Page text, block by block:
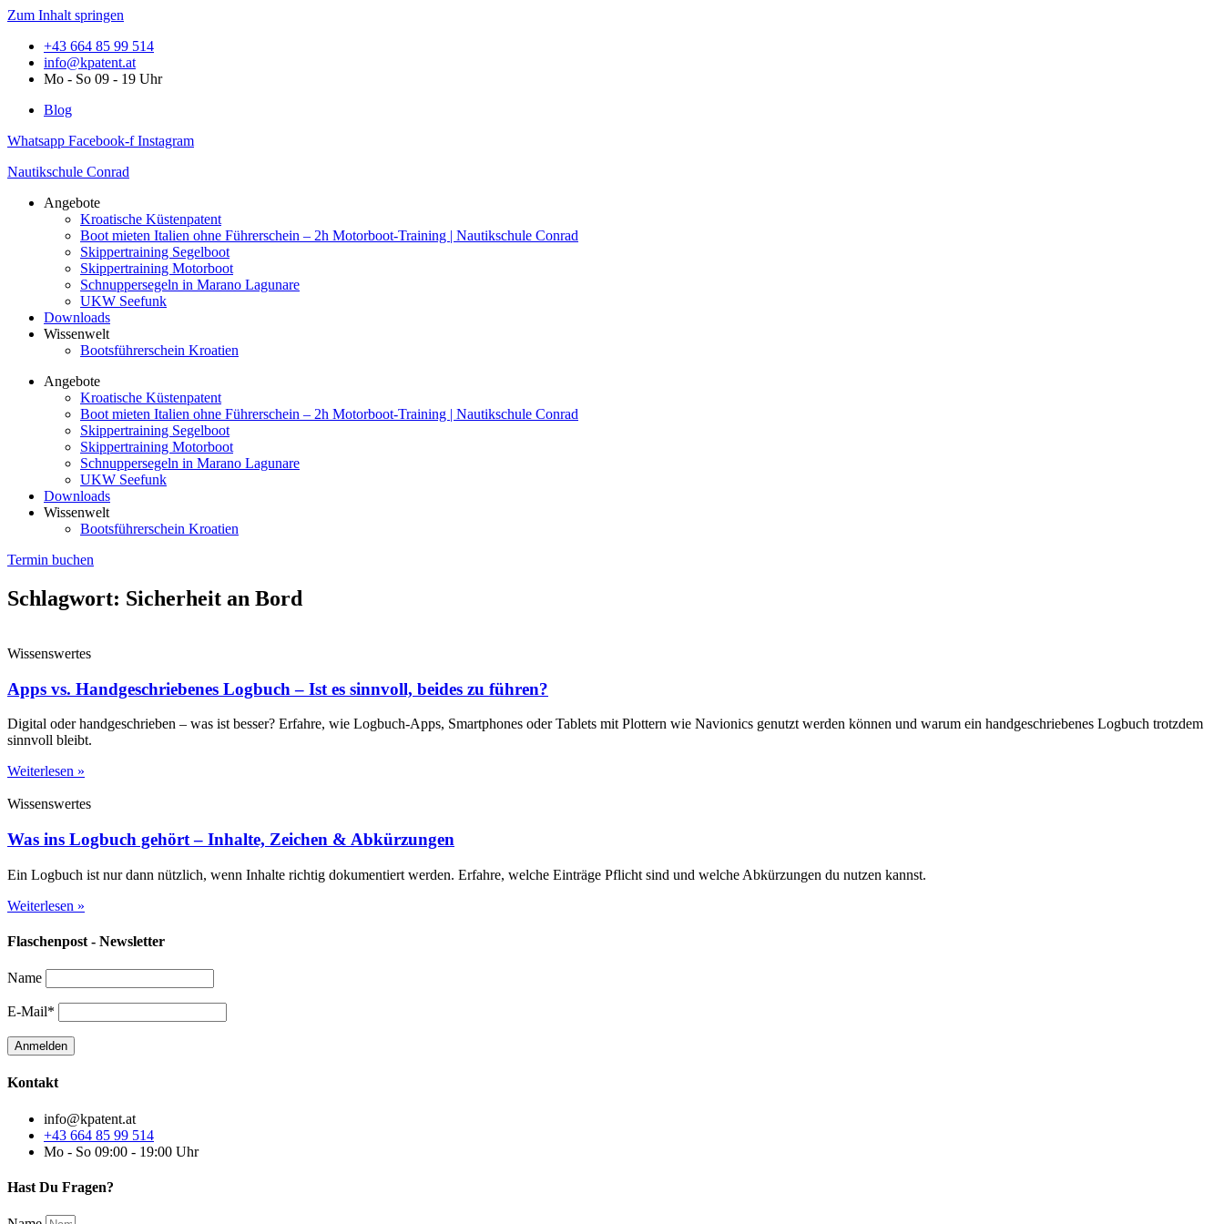
Zum Inhalt springen
+43 664 85 99 514
info@kpatent.at
Mo - So 09 - 19 Uhr
Blog
Whatsapp Facebook-f Instagram
Nautikschule Conrad
Angebote
Kroatische Küstenpatent
Boot mieten Italien ohne Führerschein – 2h Motorboot-Training | Nautikschule Conrad
Skippertraining Segelboot
Skippertraining Motorboot
Schnuppersegeln in Marano Lagunare
UKW Seefunk
Downloads
Wissenwelt
Bootsführerschein Kroatien
Angebote
Kroatische Küstenpatent
Boot mieten Italien ohne Führerschein – 2h Motorboot-Training | Nautikschule Conrad
Skippertraining Segelboot
Skippertraining Motorboot
Schnuppersegeln in Marano Lagunare
UKW Seefunk
Downloads
Wissenwelt
Bootsführerschein Kroatien
Termin buchen
Schlagwort: Sicherheit an Bord
Wissenswertes
Apps vs. Handgeschriebenes Logbuch – Ist es sinnvoll, beides zu führen?
Digital oder handgeschrieben – was ist besser? Erfahre, wie Logbuch-Apps, Smartphones oder Tablets mit Plottern wie Navionics genutzt werden können und warum ein handgeschriebenes Logbuch trotzdem
sinnvoll bleibt.
Weiterlesen »
Wissenswertes
Was ins Logbuch gehört – Inhalte, Zeichen & Abkürzungen
Ein Logbuch ist nur dann nützlich, wenn Inhalte richtig dokumentiert werden. Erfahre, welche Einträge Pflicht sind und welche Abkürzungen du nutzen kannst.
Weiterlesen »
Flaschenpost - Newsletter
Name
E-Mail*
Kontakt
info@kpatent.at
+43 664 85 99 514
Mo - So 09:00 - 19:00 Uhr
Hast Du Fragen?